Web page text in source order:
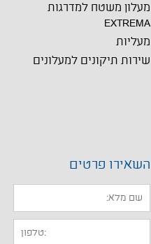
מעלון משטח למדרגות
EXTREMA
מעליות
שירות תיקונים למעלונים
השאירו פרטים